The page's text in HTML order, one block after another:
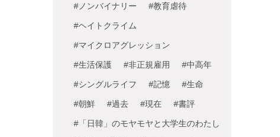
#ノンバイナリー #教育虐待
#ヘイトクライム
#マイクロアグレッション
#生活保護 #非正規雇用 #中高年
#シングルライフ #記憶 #生命
#朝鮮 #過去 #現在 #書評
#「日韓」のモヤモヤと大学生のわたし